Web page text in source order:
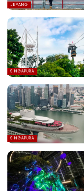
JEPANG
SINGAPURA
SINGAPURA